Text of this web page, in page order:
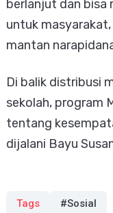
berlanjut dan bisa
untuk
mantan
Di balik distribusi
sekolah, program
tentang
dijalani Bayu
Tags #Sosial